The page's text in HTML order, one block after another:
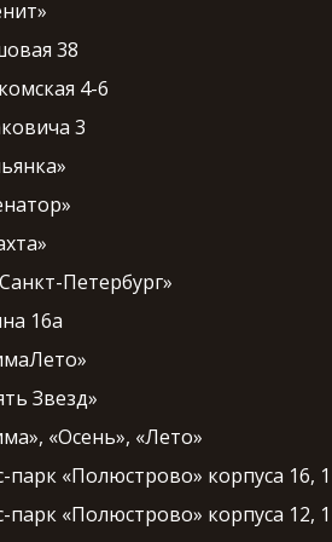
38
4-6
3
Петербург»
16а
Звезд»
«Осень», «Лето»
парк «Полюстрово» корпуса 16,
парк «Полюстрово» корпуса 12,